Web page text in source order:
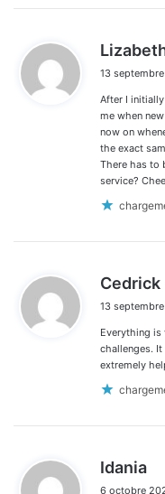
13
After I
me when
now on
the exact
There has to
service?
Cedrick
t
:
13
Everything
challenges.
extremely
Idania
6 octobre